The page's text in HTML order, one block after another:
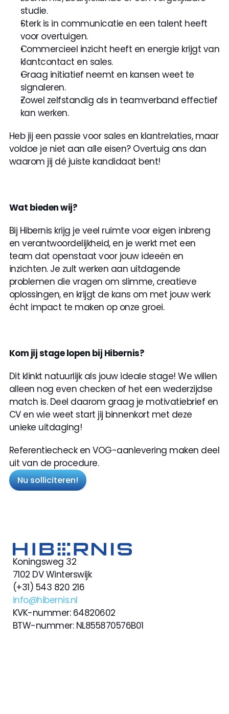
studie.
Sterk is in communicatie en een talent heeft
voor overtuigen.
Commercieel inzicht heeft en energie krijgt van
klantcontact en sales.
Graag initiatief neemt en kansen weet te
signaleren.
Zowel zelfstandig als in teamverband effectief
kan werken.
Heb jij een passie voor sales en klantrelaties, maar
voldoe je niet aan alle eisen? Overtuig ons dan
waarom jij dé juiste kandidaat bent!
Wat bieden wij?
Bij Hibernis krijg je veel ruimte voor eigen inbreng
en verantwoordelijkheid, en je werkt met een
team dat openstaat voor jouw ideeën en
inzichten. Je zult werken aan uitdagende
problemen die vragen om slimme, creatieve
oplossingen, en krijgt de kans om met jouw werk
écht impact te maken op onze groei.
Kom jij stage lopen bij Hibernis?
Dit klinkt natuurlijk als jouw ideale stage! We willen
alleen nog even checken of het een wederzijdse
match is. Deel daarom graag je motivatiebrief en
CV en wie weet start jij binnenkort met deze
unieke uitdaging!
Referentiecheck en VOG-aanlevering maken deel
uit van de procedure.
Nu solliciteren!
Koningsweg 32
7102 DV Winterswijk
(+31) 543 820 216
info@hibernis.nl
KVK-nummer: 64820602
BTW-nummer: NL855870576B01